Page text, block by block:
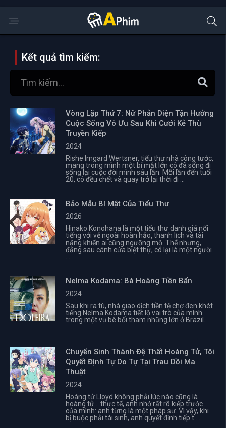
Kết quả tìm kiếm:
Vòng Lặp Thứ 7: Nữ Phản Diện Tận Hưởng
Cuộc Sống Vô Ưu Sau Khi Cưới Kẻ Thù
Truyền Kiếp
2024
Rishe Imgard Wertsner, tiểu thư nhà công tước,
mang trong mình một bí mật lớn cô đã sống đi
sống lại cuộc đời mình sáu lần. Mỗi lần đến tuổi
20, cô đều chết và quay trở lại thời đi ...
Bảo Mẫu Bí Mật Của Tiểu Thư
2026
Hinako Konohana là một tiểu thư danh giá nổi
tiếng với vẻ ngoài hoàn hảo, thanh lịch và tài
năng khiến ai cũng ngưỡng mộ. Thế nhưng,
đằng sau cánh cửa biệt thự, cô lại là một người
Nelma Kodama: Bà Hoàng Tiền Bẩn
2024
Sau khi ra tù, nhà giao dịch tiền tệ chợ đen khét
tiếng Nelma Kodama tiết lộ vai trò của mình
trong một vụ bê bối tham nhũng lớn ở Brazil.
Chuyển Sinh Thành Đệ Thất Hoàng Tử, Tôi
Quyết Định Tự Do Tự Tại Trau Dồi Ma
Thuật
2024
Hoàng tử Lloyd không phải lúc nào cũng là
hoàng tử... thực tế, anh nhớ rất rõ kiếp trước
của mình: anh từng là một pháp sư. Vì vậy, khi
bị buộc phải tái sinh, anh quyết định tiếp t ...